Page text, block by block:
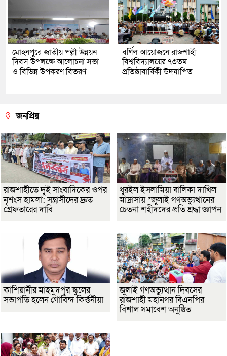
মোহনপুরে জাতীয় পল্লী উন্নয়ন
দিবস উপলক্ষে আলোচনা সভা
ও বিভিন্ন উপকরণ বিতরণ
বর্ণিল আয়োজনে রাজশাহী
বিশ্ববিদ্যালয়ের ৭৩তম
প্রতিষ্ঠাবার্ষিকী উদযাপিত
জনপ্রিয়
রাজশাহীতে দুই সাংবাদিকের ওপর
নৃশংস হামলা: সন্ত্রাসীদের দ্রুত
গ্রেফতারের দাবি
ধুরইল ইসলামিয়া বালিকা দাখিল
মাদ্রাসায় “জুলাই গণঅভ্যুত্থানের
চেতনা শহীদদের প্রতি শ্রদ্ধা জ্ঞাপন
কাশিয়ানীর মাহমুদপুর স্কুলের
সভাপতি হলেন গোবিন্দ কির্ত্তনীয়া
জুলাই গণঅভ্যুত্থান দিবসের
রাজশাহী মহানগর বিএনপির
বিশাল সমাবেশ অনুষ্ঠিত